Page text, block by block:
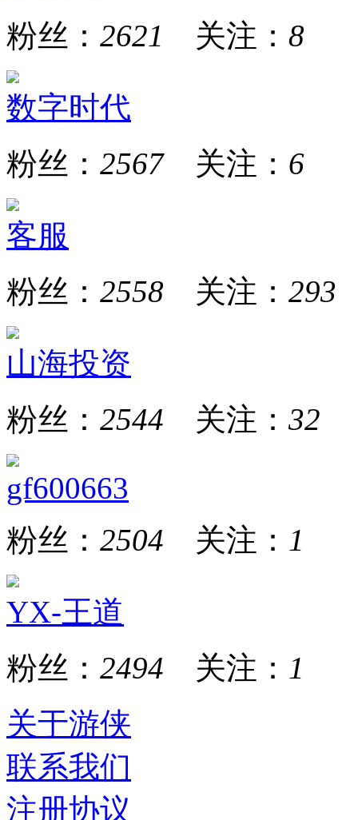
粉丝： 2621 关注： 8
数字时代
粉丝： 2567关注： 6
客服
粉丝： 2558 关注： 293
山海投资
粉丝： 2544 关注： 32
gf600663
粉丝： 2504 关注： 1
YX-王道
粉丝： 2494 关注： 1
关于游侠
联系我们
注册协议